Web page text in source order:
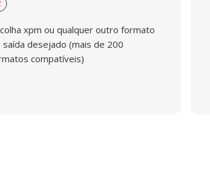
xpm ou qualquer outro formato
saída desejado (mais de 200
compatíveis)